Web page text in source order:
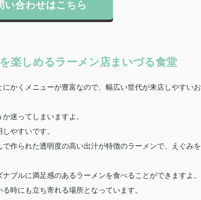
い合わせはこちら
楽しめるラーメン店まいづる食堂
かくメニューが豊富なので、幅広い世代が来店しやすいお
迷ってしまいますよ。
やすいです。
作られた透明度の高い出汁が特徴のラーメンで、えぐみを
ブルに満足感のあるラーメンを食べることができますよ。
時にも立ち寄れる場所となっています。